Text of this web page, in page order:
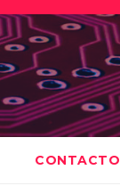
CONTACTO